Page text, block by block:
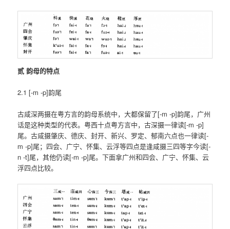
贰 韵母的特点
2.1 [-m -p]韵尾
古咸深两摄在粤方言的韵母系统中，大都保留了[-m -p]韵尾，广州
话是这种类型的代表。粤西十点粤方言中，古深摄一律读[-m -p]
尾。古咸摄肇庆、德庆、封开、新兴、罗定、郁南六点也一律读[-
m -p]尾；四会、广宁、怀集、云浮等四点是逢咸摄三四等字今读[-
n -t]尾，其他仍读[-m -p]尾。下面拿广州和四会、广宁、怀集、云
浮四点比较。